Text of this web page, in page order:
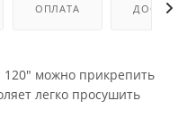
ОПЛАТА
120" можно прикрепить
легко просушить